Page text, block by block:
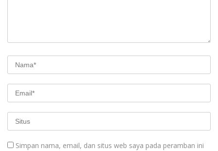
Simpan nama, email, dan situs web saya pada peramban ini